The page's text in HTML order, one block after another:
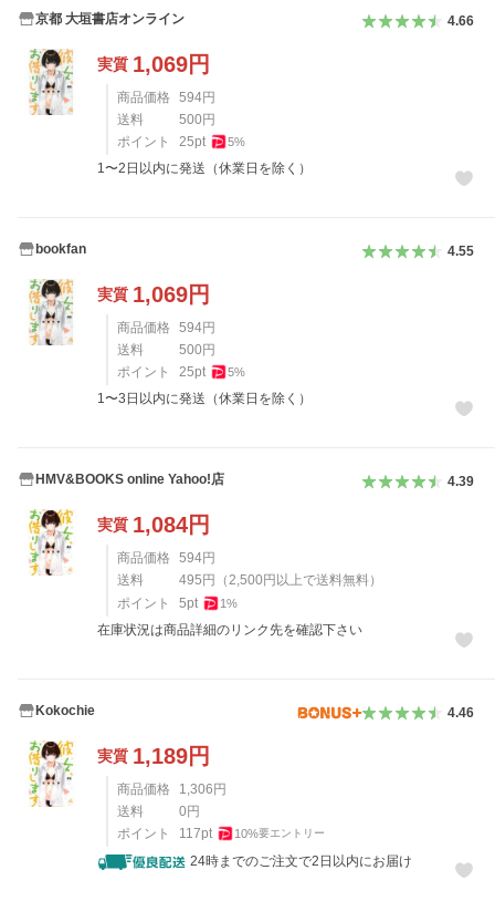
京都 大垣書店オンライン 4.66
実質 1,069円
商品価格 594円
送料
500 円
ポイント
25pt 5%
1〜2日以内に発送（休業日を除く）
bookfan 4.55
実質 1,069円
商品価格 594円
送料
500 円
ポイント
25pt 5%
1〜3日以内に発送（休業日を除く）
HMV&BOOKS online Yahoo!店 4.39
実質 1,084円
商品価格 594円
送料
495 円 （2,500 円以上で送料無料）
ポイント
5pt 1%
在庫状況は商品詳細のリンク先を確認下さい
Kokochie 4.46
実質 1,189円
商品価格 1,306 円
送料
0 円
ポイント
117pt 10%要エントリー
24時までのご注文で2日以内にお届け